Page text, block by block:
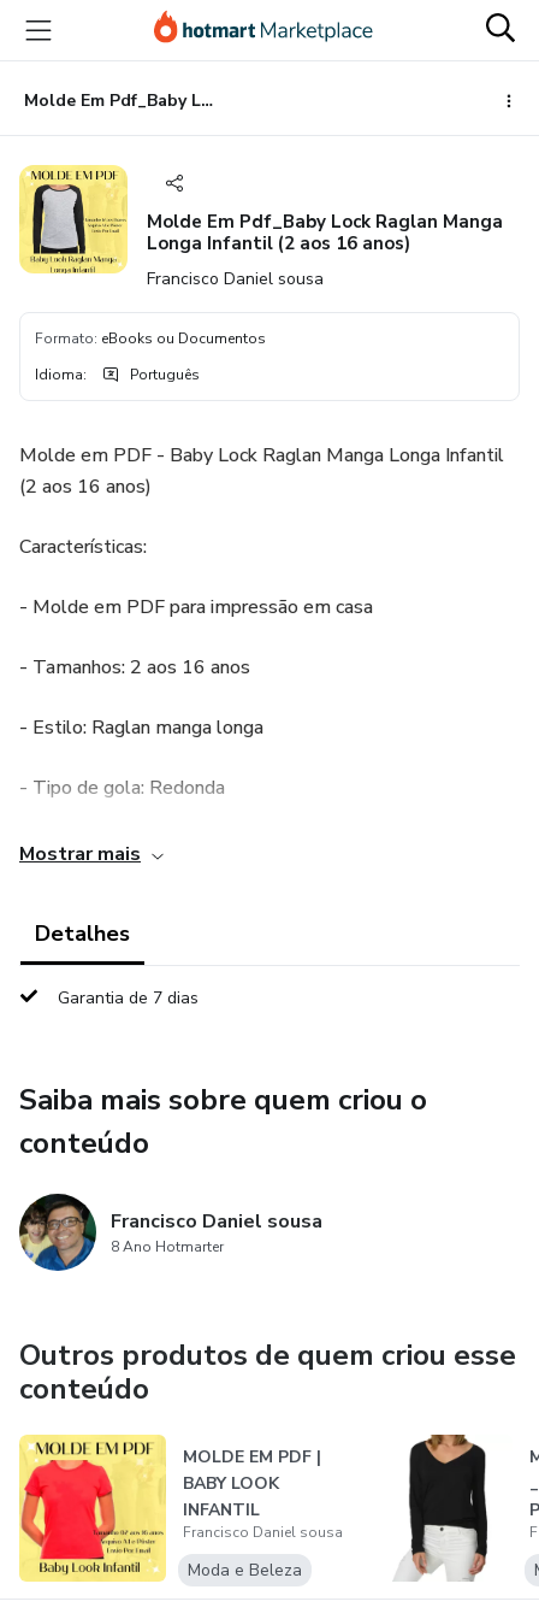
para
conteúdo
principal
para
pagamento
para
rodapé
Molde Em Pdf_Baby Lock Raglan Manga Longa Infantil (2 aos 16 anos)
Molde Em Pdf_Baby Lock Raglan Manga
Longa Infantil (2 aos 16 anos)
Francisco Daniel sousa
Formato: eBooks ou Documentos
Idioma: Português
Molde em PDF - Baby Lock Raglan Manga Longa Infantil
(2 aos 16 anos)
Características:
- Molde em PDF para impressão em casa
- Tamanhos: 2 aos 16 anos
- Estilo: Raglan manga longa
- Tipo de gola: Redonda
- Tipo de manga: Longa e justa
- Molde em grade completa PDF
- Ficha técnica do molde em PDF
- Tabela de medidas do molde em PDF
- Testado e aprovado por modelista profissional
Sugestões de Tecidos:
- Jersey (180-220 g/m²)
- Algodão Poliéster (200-250 g/m²)
- Fio de Macacão (220-280 g/m²)
Molde ideal para:
Mostrar mais
Detalhes
Garantia de 7 dias
Saiba mais sobre quem criou o
conteúdo
Francisco Daniel sousa
8 Ano Hotmarter
Outros produtos de quem criou esse
conteúdo
MOLDE EM PDF |
BABY LOOK
INFANTIL
Francisco Daniel sousa
Moda e Beleza